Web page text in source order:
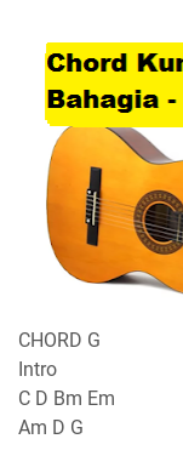
CHORD G
Intro
C D Bm Em
Am D G